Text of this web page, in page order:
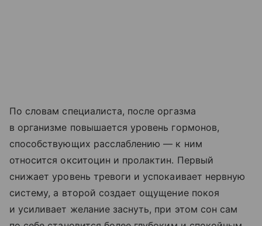
По словам специалиста, после оргазма
в организме повышается уровень гормонов,
способствующих расслаблению — к ним
относится окситоцин и пролактин. Первый
снижает уровень тревоги и успокаивает нервную
систему, а второй создает ощущение покоя
и усиливает желание заснуть, при этом сон сам